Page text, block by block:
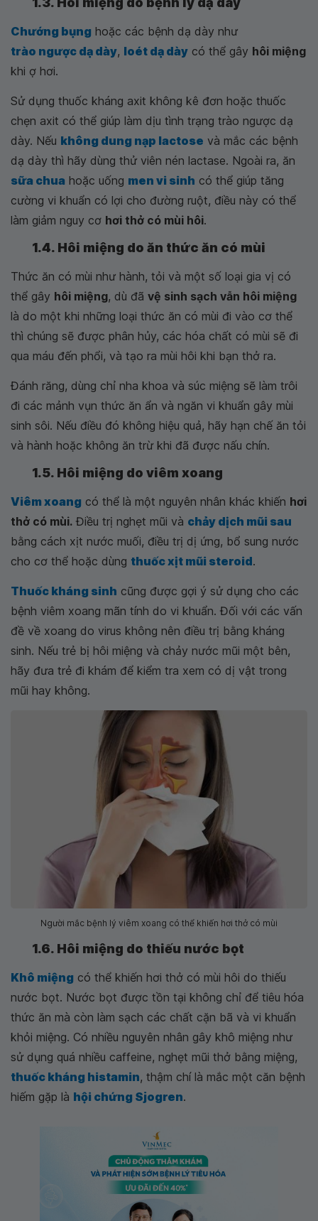
Chướng bụng hoặc các bệnh dạ dày như
trào ngược dạ dày, loét dạ dày có thể gây hôi miệng
khi ợ hơi.
Sử dụng thuốc kháng axit không kê đơn hoặc thuốc
chẹn axit có thể giúp làm dịu tình trạng trào ngược dạ
dày. Nếu không dung nạp lactose và mắc các bệnh
dạ dày thì hãy dùng thử viên nén lactase. Ngoài ra, ăn
sữa chua hoặc uống men vi sinh có thể giúp tăng
cường vi khuẩn có lợi cho đường ruột, điều này có thể
làm giảm nguy cơ hơi thở có mùi hôi.
1.4. Hôi miệng do ăn thức ăn có mùi
Thức ăn có mùi như hành, tỏi và một số loại gia vị có
thể gây hôi miệng, dù đã vệ sinh sạch vẫn hôi miệng
là do một khi những loại thức ăn có mùi đi vào cơ thể
thì chúng sẽ được phân hủy, các hóa chất có mùi sẽ đi
qua máu đến phổi, và tạo ra mùi hôi khi bạn thở ra.
Đánh răng, dùng chỉ nha khoa và súc miệng sẽ làm trôi
đi các mảnh vụn thức ăn ẩn và ngăn vi khuẩn gây mùi
sinh sôi. Nếu điều đó không hiệu quả, hãy hạn chế ăn tỏi
và hành hoặc không ăn trừ khi đã được nấu chín.
1.5. Hôi miệng do viêm xoang
Viêm xoang có thể là một nguyên nhân khác khiến hơi
thở có mùi. Điều trị nghẹt mũi và chảy dịch mũi sau
bằng cách xịt nước muối, điều trị dị ứng, bổ sung nước
cho cơ thể hoặc dùng thuốc xịt mũi steroid.
Thuốc kháng sinh cũng được gợi ý sử dụng cho các
bệnh viêm xoang mãn tính do vi khuẩn. Đối với các vấn
đề về xoang do virus không nên điều trị bằng kháng
sinh. Nếu trẻ bị hôi miệng và chảy nước mũi một bên,
hãy đưa trẻ đi khám để kiểm tra xem có dị vật trong
mũi hay không.
Người mắc bệnh lý viêm xoang có thể khiến hơi thở có mùi
1.6. Hôi miệng do thiếu nước bọt
Khô miệng có thể khiến hơi thở có mùi hôi do thiếu
nước bọt. Nước bọt được tồn tại không chỉ để tiêu hóa
thức ăn mà còn làm sạch các chất cặn bã và vi khuẩn
khỏi miệng. Có nhiều nguyên nhân gây khô miệng như
sử dụng quá nhiều caffeine, nghẹt mũi thở bằng miệng,
thuốc kháng histamin, thậm chí là mắc một căn bệnh
hiếm gặp là hội chứng Sjogren.